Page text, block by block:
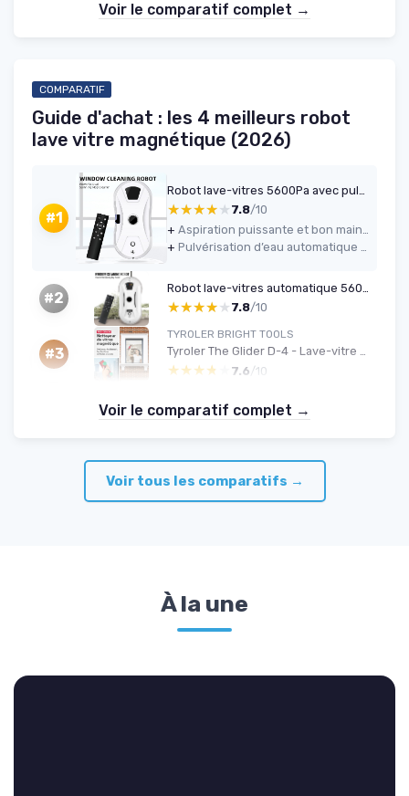
Voir le comparatif complet →
COMPARATIF
Guide d'achat : les 4 meilleurs robot
lave vitre magnétique (2026)
#1 ★★★★★
★★★★★ 7.8/10
+
+
#2 ★★★★★
★★★★★ 7.8/10
#3
TYROLER BRIGHT TOOLS
Tyroler The Glider D-4 - Lave-vitre magnétique double vitrage
★★★★★
★★★★★ 7.6 /10
Voir le comparatif complet →
Voir tous les comparatifs →
À la une